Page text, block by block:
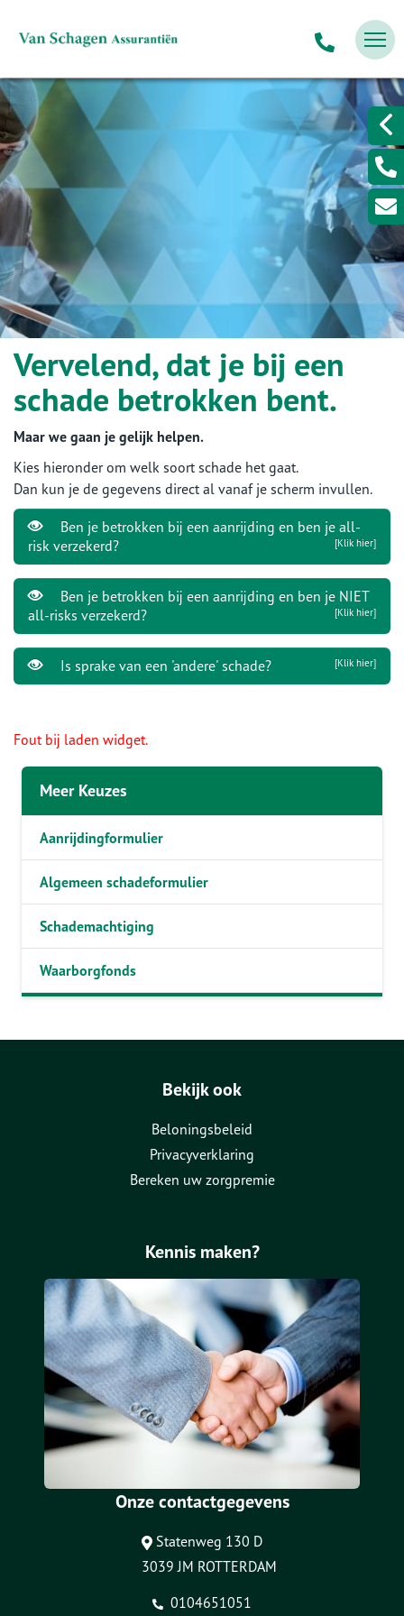
Vervelend, dat je bij een
schade betrokken bent.
Maar we gaan je gelijk helpen.
Kies hieronder om welk soort schade het gaat.
Dan kun je de gegevens direct al vanaf je scherm invullen.
Ben je betrokken bij een aanrijding en ben je all-
risk verzekerd?
[Klik hier]
Ben je betrokken bij een aanrijding en ben je NIET
all-risks verzekerd?
[Klik hier]
Is sprake van een 'andere' schade? [Klik hier]
Fout bij laden widget.
Meer Keuzes
Aanrijdingformulier
Algemeen schadeformulier
Schademachtiging
Waarborgfonds
Bekijk ook
Beloningsbeleid
Privacyverklaring
Bereken uw zorgpremie
Kennis maken?
Onze contactgegevens
Statenweg 130 D
3039 JM ROTTERDAM
0104651051